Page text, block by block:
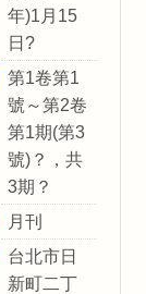
年)1月15
日?
第1卷第1
號～第2卷
第1期(第3
號)？，共
3期？
月刊
台北市日
新町二丁